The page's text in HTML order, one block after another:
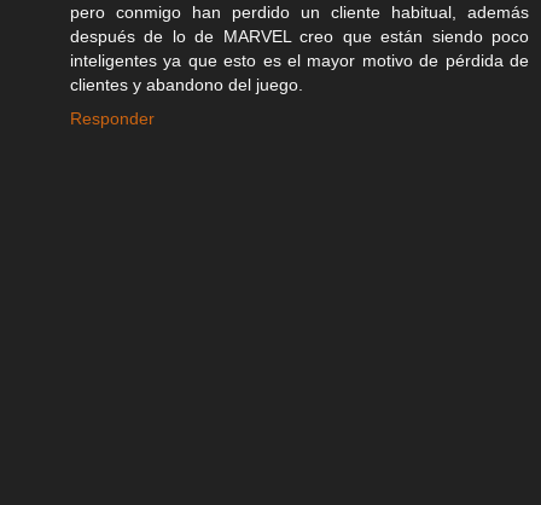
pero conmigo han perdido un cliente habitual, además
después de lo de MARVEL creo que están siendo poco
inteligentes ya que esto es el mayor motivo de pérdida de
clientes y abandono del juego.
Responder